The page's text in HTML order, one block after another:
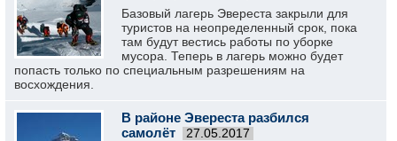
Базовый лагерь Эвереста закрыли для
туристов на неопределенный срок, пока
там будут вестись работы по уборке
мусора. Теперь в лагерь можно будет
попасть только по специальным разрешениям на
восхождения.
В районе Эвереста разбился
самолёт
27.05.2017